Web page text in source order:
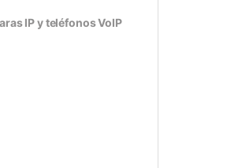
IP y teléfonos VoIP